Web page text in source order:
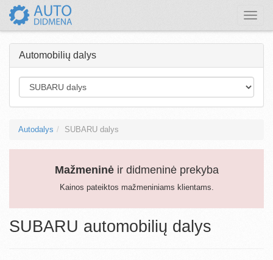
Toggle
Automobilių dalys
Autodalys SUBARU dalys
Mažmeninėir didmeninė prekyba
Kainos pateiktos mažmeniniams klientams.
SUBARU automobilių dalys